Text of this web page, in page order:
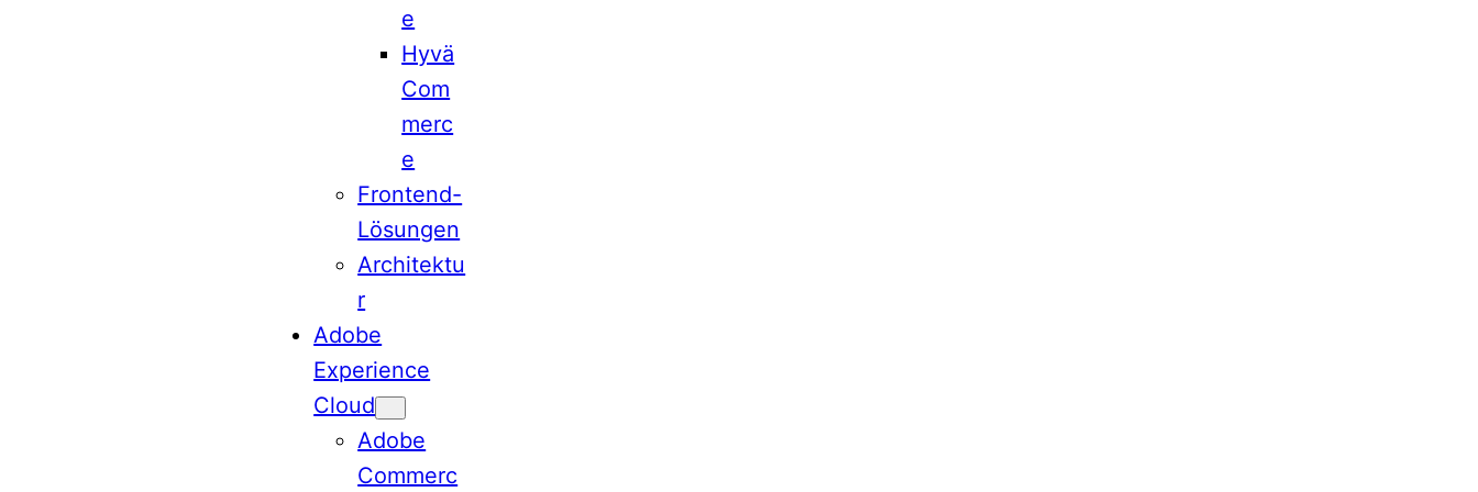
e
Hyvä
Com
merc
e
Frontend-
Lösungen
Architektu
r
Adobe
Experience
Cloud
Adobe
Commerc